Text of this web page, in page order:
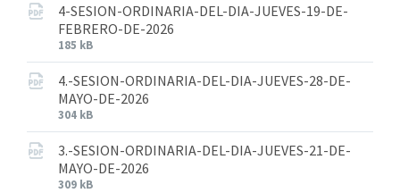
4-SESION-ORDINARIA-DEL-DIA-JUEVES-19-DE-
FEBRERO-DE-2026
185 kB
4.-SESION-ORDINARIA-DEL-DIA-JUEVES-28-DE-
MAYO-DE-2026
304 kB
3.-SESION-ORDINARIA-DEL-DIA-JUEVES-21-DE-
MAYO-DE-2026
309 kB